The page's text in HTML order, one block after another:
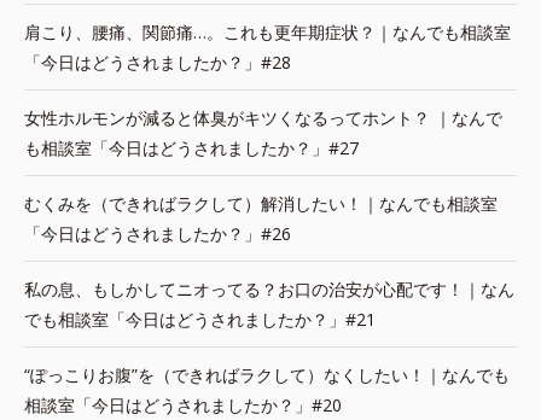
肩こり、腰痛、関節痛…。これも更年期症状？｜なんでも相談室
「今日はどうされましたか？」#28
女性ホルモンが減ると体臭がキツくなるってホント？ ｜なんで
も相談室「今日はどうされましたか？」#27
むくみを（できればラクして）解消したい！｜なんでも相談室
「今日はどうされましたか？」#26
私の息、もしかしてニオってる？お口の治安が心配です！｜なん
でも相談室「今日はどうされましたか？」#21
“ぽっこりお腹”を（できればラクして）なくしたい！｜なんでも
相談室「今日はどうされましたか？」#20